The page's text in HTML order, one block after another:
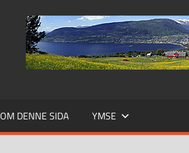
OM DENNE SIDA YMSE